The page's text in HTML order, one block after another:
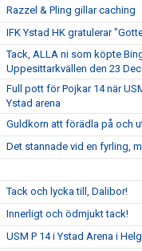
Razzel & Pling gillar caching
IFK Ystad HK gratulerar
Tack, ALLA ni som köpte
Uppesittarkvällen den 23
Full pott för Pojkar 14 när
Ystad arena
Guldkorn att förädla på och
Det stannade vid en fyrling,
Tack och lycka till, Dalibor!
Innerligt och ödmjukt tack!
USM P 14 i Ystad Arena i